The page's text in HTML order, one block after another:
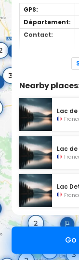
GPS:
Département:
Contact:
Plan d'eau de 1ère
Nearby
Lac
Lac
Lac